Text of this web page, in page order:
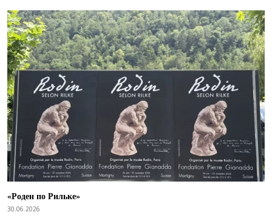
«Роден по Рильке»
30.06.2026